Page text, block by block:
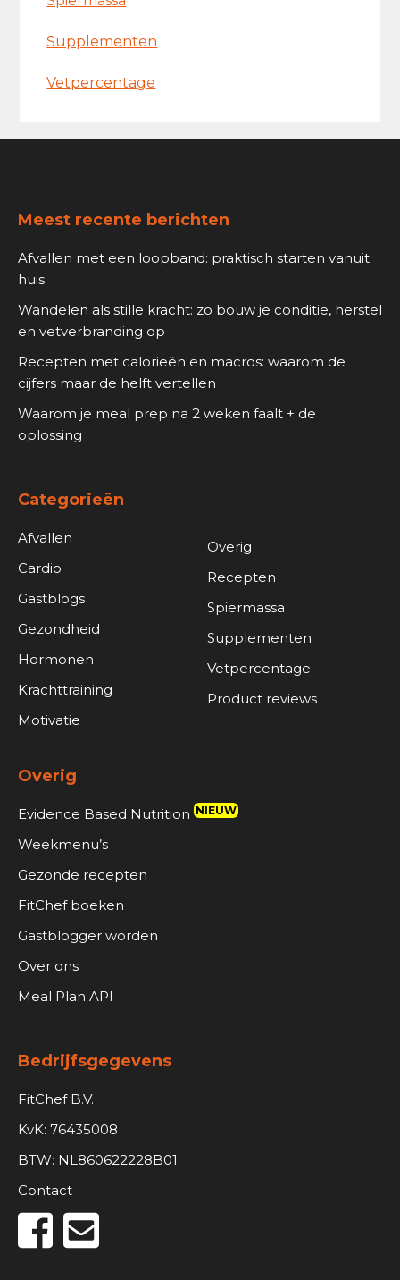
Supplementen
Vetpercentage
Meest recente berichten
Afvallen met een loopband: praktisch starten vanuit
huis
Wandelen als stille kracht: zo bouw je conditie, herstel
en vetverbranding op
Recepten met calorieën en macros: waarom de
cijfers maar de helft vertellen
Waarom je meal prep na 2 weken faalt + de
oplossing
Categorieën
Afvallen
Cardio
Gastblogs
Gezondheid
Hormonen
Krachttraining
Motivatie
Overig
Recepten
Spiermassa
Supplementen
Vetpercentage
Product reviews
Overig
Evidence Based Nutrition NIEUW
Weekmenu’s
Gezonde recepten
FitChef boeken
Gastblogger worden
Over ons
Meal Plan API
Bedrijfsgegevens
FitChef B.V.
KvK: 76435008
BTW: NL860622228B01
Contact